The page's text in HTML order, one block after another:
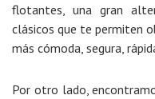
flotantes, una gran
clásicos que te permiten
más cómoda, segura,
Por otro lado,